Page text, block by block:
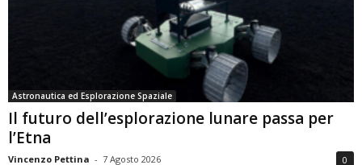
Astronautica ed Esplorazione Spaziale
Il futuro dell’esplorazione lunare passa per
l’Etna
Vincenzo Pettina - 7 Agosto 2026 0